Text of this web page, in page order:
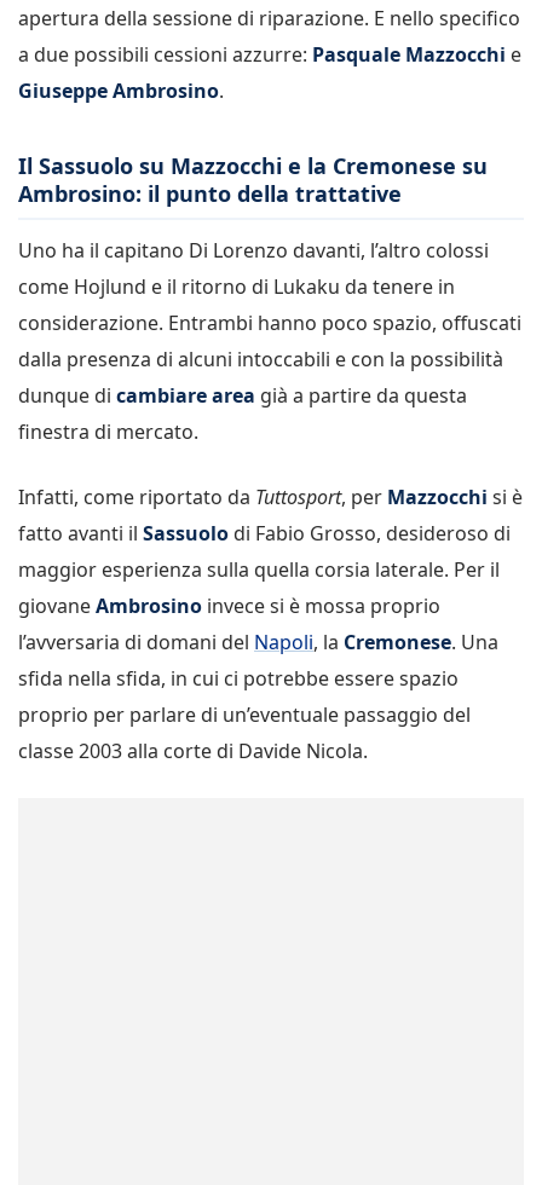
apertura della sessione di riparazione. E nello specifico
a due possibili cessioni azzurre: Pasquale Mazzocchi e
Giuseppe Ambrosino.
Il Sassuolo su Mazzocchi e la Cremonese su
Ambrosino: il punto della trattative
Uno ha il capitano Di Lorenzo davanti, l’altro colossi
come Hojlund e il ritorno di Lukaku da tenere in
considerazione. Entrambi hanno poco spazio, offuscati
dalla presenza di alcuni intoccabili e con la possibilità
dunque di cambiare area già a partire da questa
finestra di mercato.
Infatti, come riportato da Tuttosport, per Mazzocchi si è
fatto avanti il Sassuolo di Fabio Grosso, desideroso di
maggior esperienza sulla quella corsia laterale. Per il
giovaneAmbrosino invece si è mossa proprio
l’avversaria di domani del Napoli, la Cremonese. Una
sfida nella sfida, in cui ci potrebbe essere spazio
proprio per parlare di un’eventuale passaggio del
classe 2003 alla corte di Davide Nicola.